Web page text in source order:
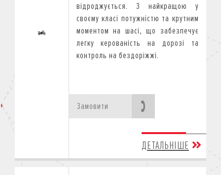
відроджується. З найкращою у
своєму класі потужністю та крутним
моментом на шасі, що забезпечує
легку керованість на дорозі та
контроль на бездоріжжі.
Замовити
ДЕТАЛЬНІШЕ